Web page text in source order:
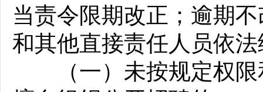
当责令限期改正；逾期
和其他直接责任人员依
（一）未按规定权限